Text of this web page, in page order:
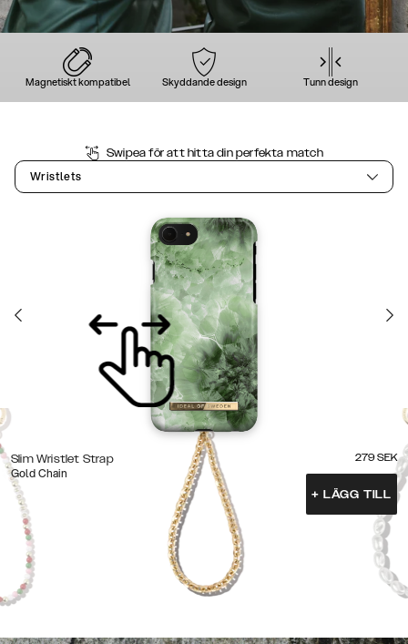
Magnetiskt kompatibel Skyddande design Tunn design
Swipea för att hitta din perfekta match
Wristlets
Slim Wristlet Strap
Gold Chain
279 SEK
+ LÄGG TILL